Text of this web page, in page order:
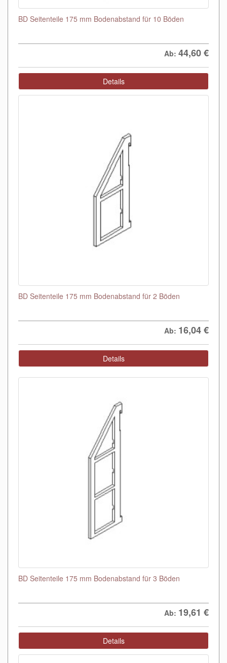
BD Seitenteile 175 mm Bodenabstand für 10 Böden
Ab: 44,60€
Details
BD Seitenteile 175 mm Bodenabstand für 2 Böden
Ab: 16,04€
Details
BD Seitenteile 175 mm Bodenabstand für 3 Böden
Ab: 19,61 €
Details